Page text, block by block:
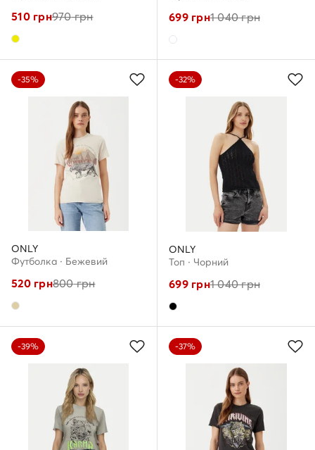
510грн970грн 699грн1 040грн
-35%
ONLY
Футболка · Бежевий
520грн800грн
-32%
ONLY
Топ · Чорний
699грн1 040грн
-39% -37%